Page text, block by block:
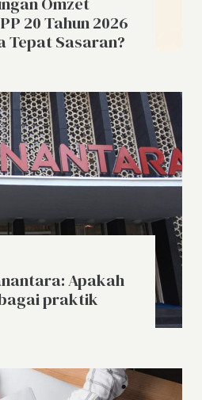
20 Tahun 2026
Tepat Sasaran?
Apakah
praktik